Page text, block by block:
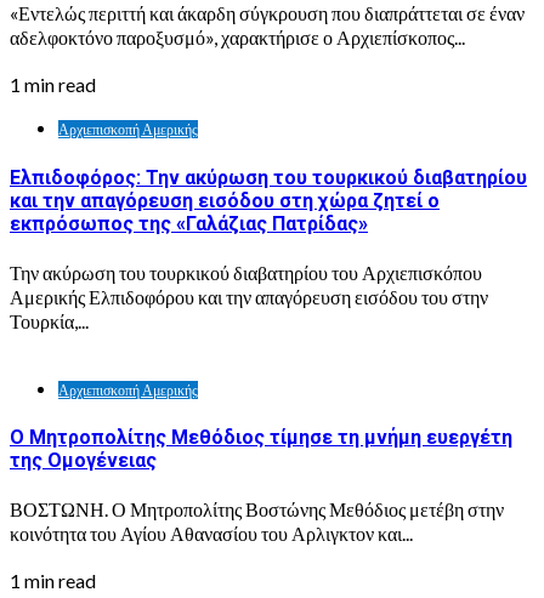
«Εντελώς περιττή και άκαρδη σύγκρουση που διαπράττεται σε έναν
αδελφοκτόνο παροξυσμό», χαρακτήρισε ο Αρχιεπίσκοπος...
1 min read
Αρχιεπισκοπή Αμερικής
Ελπιδοφόρος: Την ακύρωση του τουρκικού διαβατηρίου
και την απαγόρευση εισόδου στη χώρα ζητεί ο
εκπρόσωπος της «Γαλάζιας Πατρίδας»
Την ακύρωση του τουρκικού διαβατηρίου του Αρχιεπισκόπου
Αμερικής Ελπιδοφόρου και την απαγόρευση εισόδου του στην
Τουρκία,...
Αρχιεπισκοπή Αμερικής
Ο Μητροπολίτης Μεθόδιος τίμησε τη μνήμη ευεργέτη
της Ομογένειας
ΒΟΣΤΩΝΗ. Ο Μητροπολίτης Βοστώνης Μεθόδιος μετέβη στην
κοινότητα του Αγίου Αθανασίου του Αρλιγκτον και...
1 min read